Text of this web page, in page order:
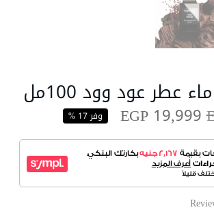
عطر عود وود 100مل
EGP 19,999 وفر 17 %